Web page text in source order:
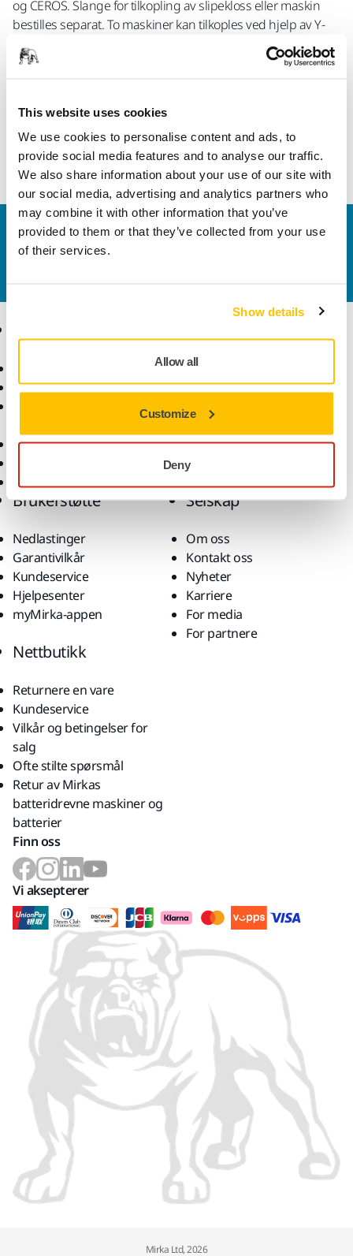
This website uses cookies
We use cookies to personalise content and ads, to
provide social media features and to analyse our traffic.
We also share information about your use of our site with
our social media, advertising and analytics partners who
may combine it with other information that you’ve
provided to them or that they’ve collected from your use
of their services.
Show details
Allow all
Customize
Deny
og CEROS. Slange for tilkopling av slipekloss eller maskin
bestilles separat. To maskiner kan tilkoples ved hjelp av Y-
kopling. For autostart av trykkluftsdrevne maskiner kreves
pneumatisk startboks 8999701011, elektriske maskiner
våtsuging. En fleecepose følger med. Filteret rengjøres
enkelt med en knapp på støvsugeren, såkalt push & clean-
system.
Kontakt oss
Vil du vite mer?
Støvfri sliping
Tilbehør og forbruksvarer
Toppmerker
Bransjer
Bruksområder
Løsninger
Brukerstøtte
Nedlastinger
Garantivilkår
Kundeservice
Hjelpesenter
myMirka-appen
Selskap
Om oss
Kontakt oss
Nyheter
Karriere
For media
For partnere
Nettbutikk
Returnere en vare
Kundeservice
Vilkår og betingelser for
salg
Ofte stilte spørsmål
Retur av Mirkas
batteridrevne maskiner og
batterier
Finn oss
Vi aksepterer
Mirka Ltd, 2026